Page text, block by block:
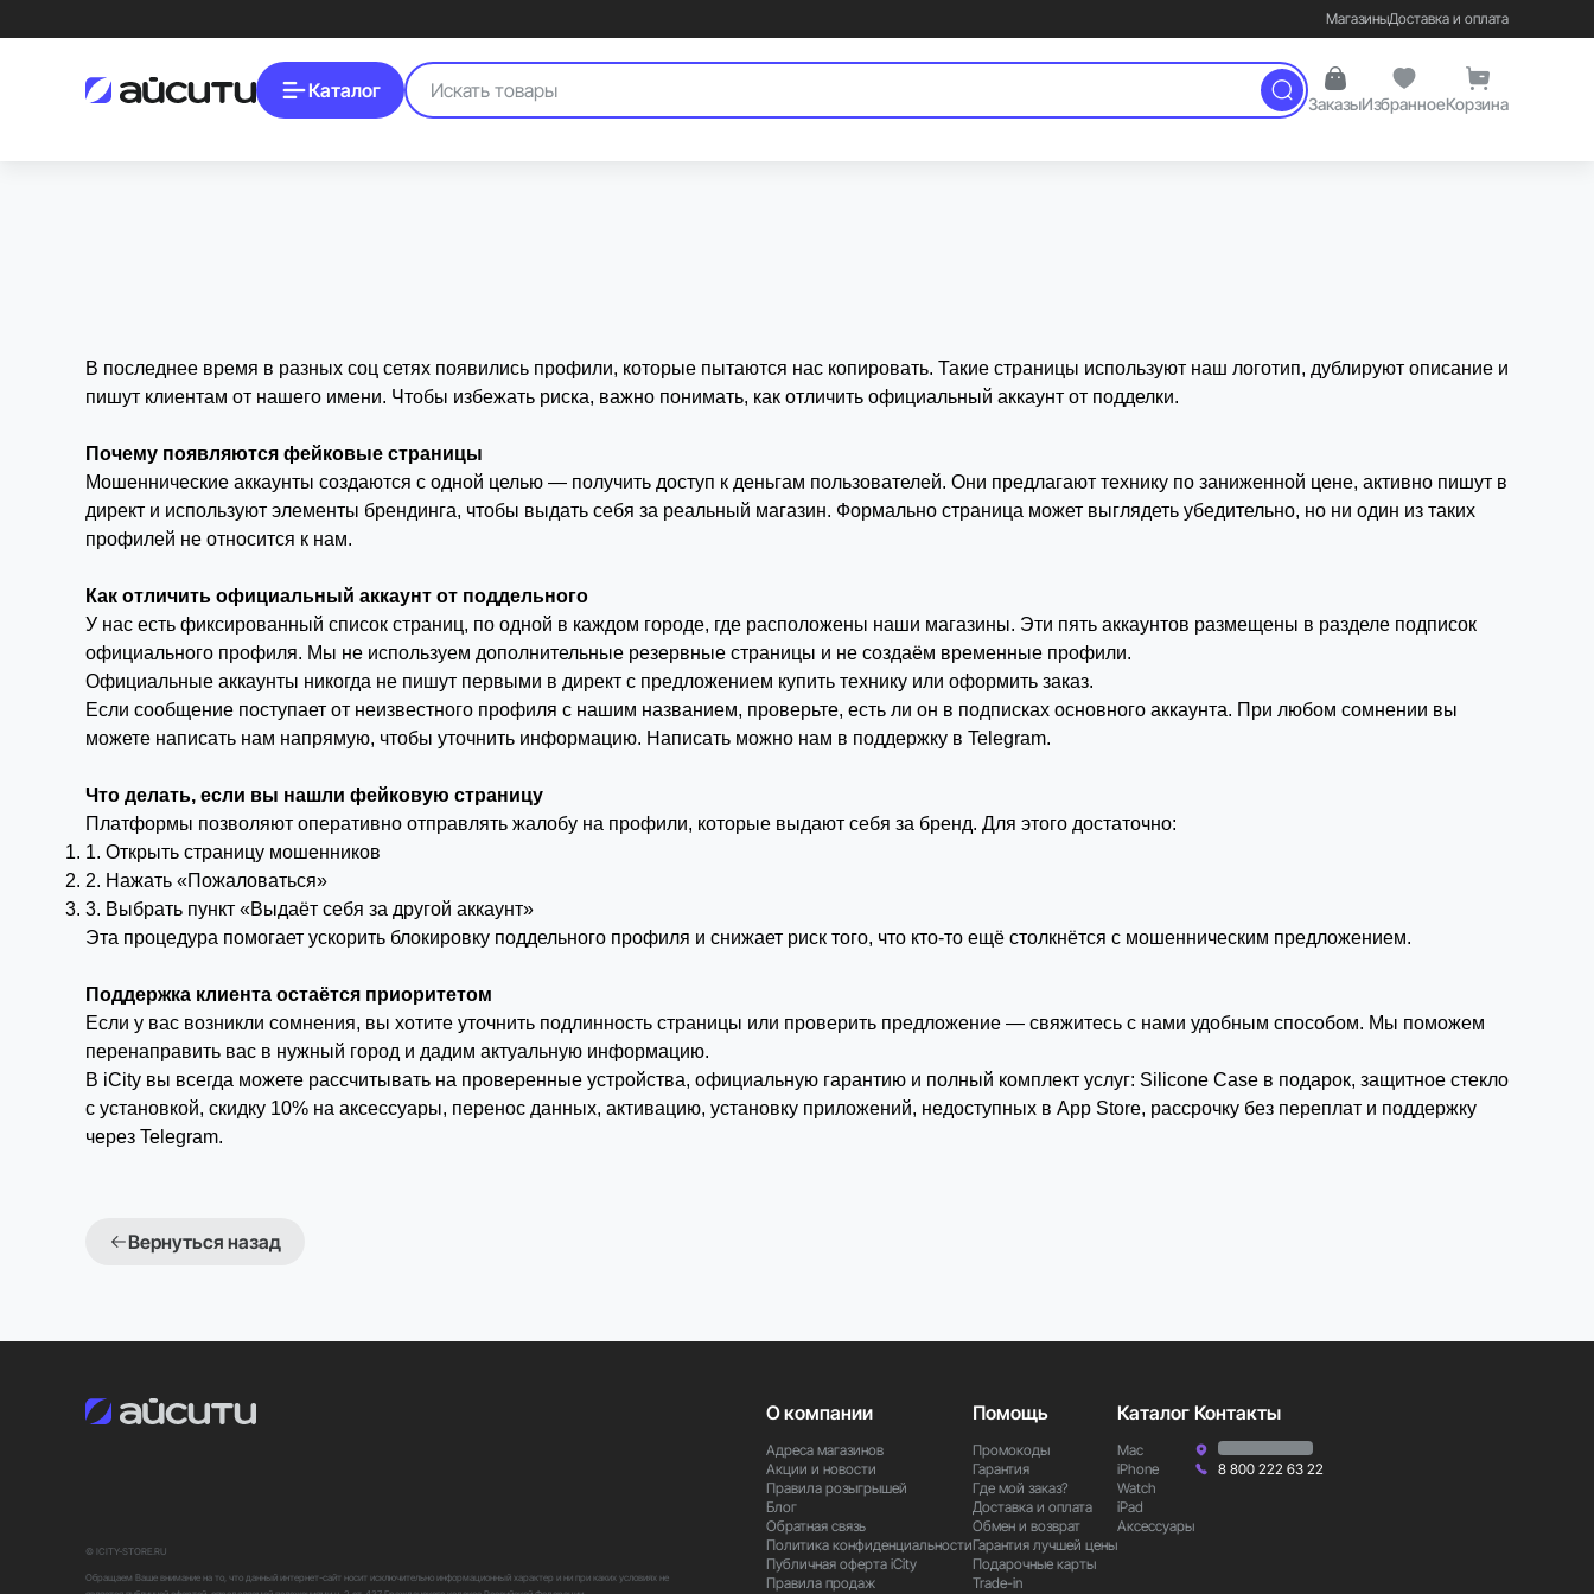
МагазиныДоставка и оплата
Каталог
ЗаказыИзбранноеКорзина
В последнее время в разных соц сетях появились профили, которые пытаются нас копировать. Такие страницы используют наш логотип, дублируют описание и
пишут клиентам от нашего имени. Чтобы избежать риска, важно понимать, как отличить официальный аккаунт от подделки.
Почему появляются фейковые страницы
Мошеннические аккаунты создаются с одной целью — получить доступ к деньгам пользователей. Они предлагают технику по заниженной цене, активно пишут в
директ и используют элементы брендинга, чтобы выдать себя за реальный магазин. Формально страница может выглядеть убедительно, но ни один из таких
профилей не относится к нам.
Как отличить официальный аккаунт от поддельного
У нас есть фиксированный список страниц, по одной в каждом городе, где расположены наши магазины. Эти пять аккаунтов размещены в разделе подписок
официального профиля. Мы не используем дополнительные резервные страницы и не создаём временные профили.
Официальные аккаунты никогда не пишут первыми в директ с предложением купить технику или оформить заказ.
Если сообщение поступает от неизвестного профиля с нашим названием, проверьте, есть ли он в подписках основного аккаунта. При любом сомнении вы
можете написать нам напрямую, чтобы уточнить информацию. Написать можно нам в поддержку в Telegram.
Что делать, если вы нашли фейковую страницу
Платформы позволяют оперативно отправлять жалобу на профили, которые выдают себя за бренд. Для этого достаточно:
1. Открыть страницу мошенников
2. Нажать «Пожаловаться»
3. Выбрать пункт «Выдаёт себя за другой аккаунт»
Эта процедура помогает ускорить блокировку поддельного профиля и снижает риск того, что кто-то ещё столкнётся с мошенническим предложением.
Поддержка клиента остаётся приоритетом
Если у вас возникли сомнения, вы хотите уточнить подлинность страницы или проверить предложение — свяжитесь с нами удобным способом. Мы поможем
перенаправить вас в нужный город и дадим актуальную информацию.
В iCity вы всегда можете рассчитывать на проверенные устройства, официальную гарантию и полный комплект услуг: Silicone Case в подарок, защитное стекло
с установкой, скидку 10% на аксессуары, перенос данных, активацию, установку приложений, недоступных в App Store, рассрочку без переплат и поддержку
через Telegram.
Вернуться назад
© ICITY-STORE.RU
Обращаем Ваше внимание на то, что данный интернет-сайт носит исключительно информационный характер и ни при каких условиях не
О компании
Адреса магазинов
Акции и новости
Правила розыгрышей
Блог
Обратная связь
Политика конфиденциальности
Публичная оферта iCity
Правила продаж
Помощь
Промокоды
Гарантия
Где мой заказ?
Доставка и оплата
Обмен и возврат
Гарантия лучшей цены
Подарочные карты
Trade-in
Каталог
Mac
iPhone
Watch
iPad
Аксессуары
Контакты
8 800 222 63 22